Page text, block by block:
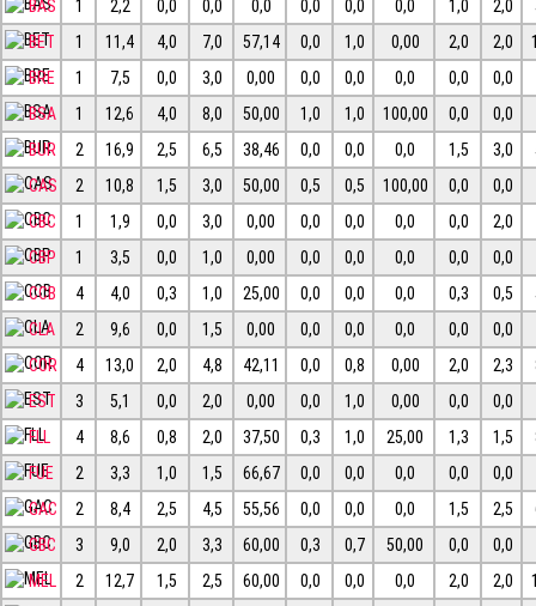
BAS
1 2,2 0,0 0,0 0,0 0,0 0,0 0,0 1,0 2,0
BET
1 11,4 4,0 7,0 57,14 0,0 1,0 0,00 2,0 2,0
BRE
1 7,5 0,0 3,0 0,00 0,0 0,0 0,0 0,0
0,0
BSA
1 12,6 4,0 8,0 50,00 1,0 1,0 100,00 0,0
0,0
BUR
2 16,9 2,5 6,5 38,46 0,0 0,0 0,0 1,5 3,0
CAS
2 10,8 1,5 3,0 50,00 0,5 0,5 100,00 0,0
0,0
CBC
1 1,9 0,0 3,0 0,00 0,0 0,0 0,0 0,0
2,0
CBP
1 3,5 0,0 1,0 0,00 0,0 0,0 0,0 0,0
0,0
CCB
4 4,0 0,3 1,0 25,00 0,0 0,0 0,0 0,3 0,5
CLA
2 9,6 0,0 1,5 0,00 0,0 0,0 0,0 0,0
0,0
COR
4 13,0 2,0 4,8 42,11 0,0 0,8 0,00 2,0 2,3
EST
3 5,1 0,0 2,0 0,00 0,0 1,0 0,00 0,0
0,0
FLL
4 8,6 0,8 2,0 37,50 0,3 1,0 25,00 1,3 1,5
FUE
2 3,3 1,0 1,5 66,67 0,0 0,0 0,0 0,0
0,0
GAC
2 8,4 2,5 4,5 55,56 0,0 0,0 0,0 1,5 2,5
GBC
3 9,0 2,0 3,3 60,00 0,3 0,7 50,00 0,0
0,0
MEL
2 12,7 1,5 2,5 60,00 0,0 0,0 0,0 2,0 2,0